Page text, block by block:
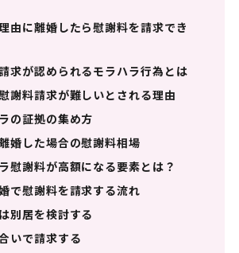
由に離婚したら慰謝料を請求でき
求が認められるモラハラ行為とは
謝料請求が難しいとされる理由
の証拠の集め方
婚した場合の慰謝料相場
慰謝料が高額になる要素とは？
で慰謝料を請求する流れ
別居を検討する
いで請求する